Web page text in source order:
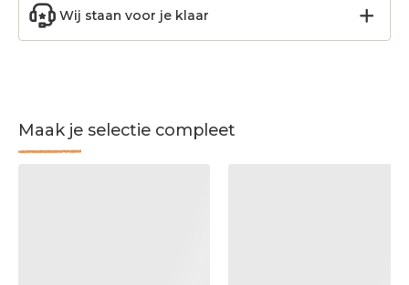
Wij staan voor je klaar
Maak je selectie compleet